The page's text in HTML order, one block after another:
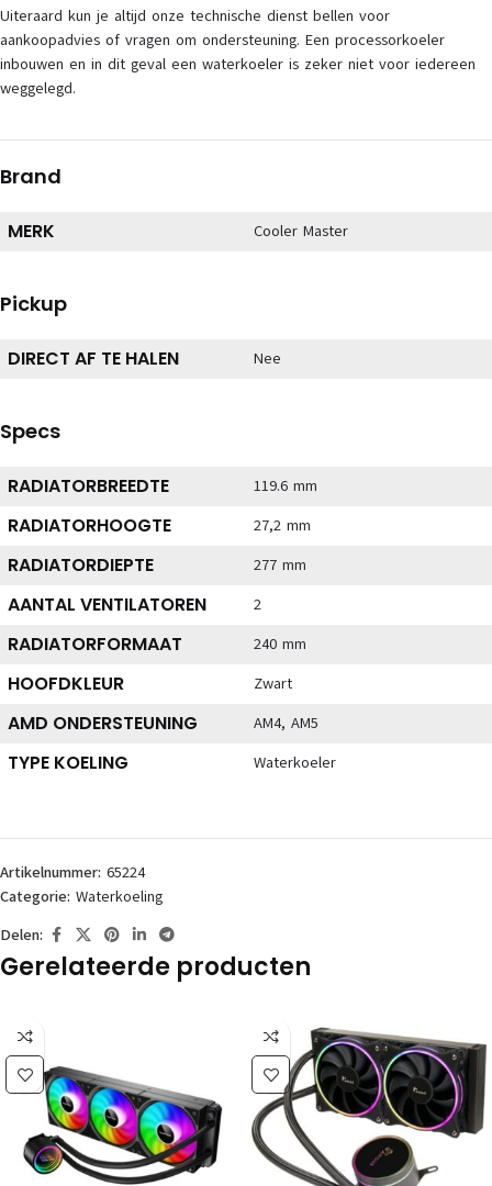
Uiteraard kun je altijd onze technische dienst bellen voor
aankoopadvies of vragen om ondersteuning. Een processorkoeler
inbouwen en in dit geval een waterkoeler is zeker niet voor iedereen
weggelegd.
Brand
MERK Cooler Master
Pickup
DIRECT AF TE HALEN Nee
Specs
RADIATORBREEDTE 119.6 mm
RADIATORHOOGTE 27,2 mm
RADIATORDIEPTE 277 mm
AANTAL VENTILATOREN 2
RADIATORFORMAAT 240 mm
HOOFDKLEUR Zwart
AMD ONDERSTEUNING AM4, AM5
TYPE KOELING Waterkoeler
Artikelnummer: 65224
Categorie: Waterkoeling
Delen:
Gerelateerde producten